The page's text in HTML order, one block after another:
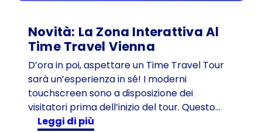
o
-
I
l
p
r
Novità: La Zona Interattiva Al
Time Travel Vienna
D’ora in poi, aspettare un Time Travel Tour
sarà un’esperienza in sé! I moderni
touchscreen sono a disposizione dei
visitatori prima dell’inizio del tour. Questo…
Leggi di più